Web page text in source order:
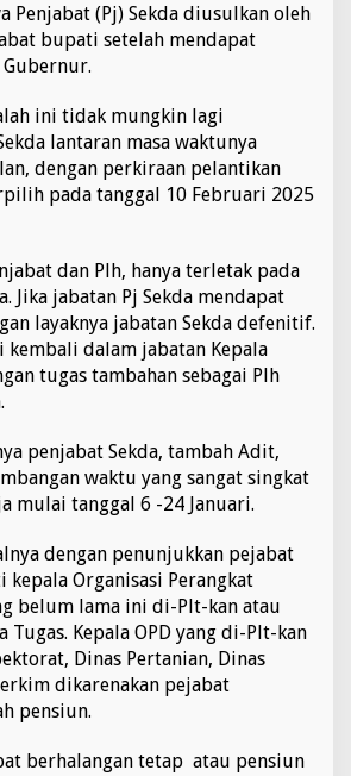
y
a
Penjabat (Pj) Sekda diusulkan oleh
bupati setelah mendapat
ini tidak mungkin lagi
lantaran masa waktunya
dengan perkiraan pelantikan
pada tanggal 10 Februari 2025
dan Plh, hanya terletak pada
Jika jabatan Pj Sekda mendapat
layaknya jabatan Sekda defenitif.
kembali dalam jabatan Kepala
tugas tambahan sebagai Plh
penjabat Sekda, tambah Adit,
waktu yang sangat singkat
mulai tanggal 6 -24 Januari.
dengan penunjukkan pejabat
kepala Organisasi Perangkat
belum lama ini di-Plt-kan atau
Tugas. Kepala OPD yang di-Plt-kan
Dinas Pertanian, Dinas
dikarenakan pejabat
pensiun.
berhalangan tetap atau pensiun